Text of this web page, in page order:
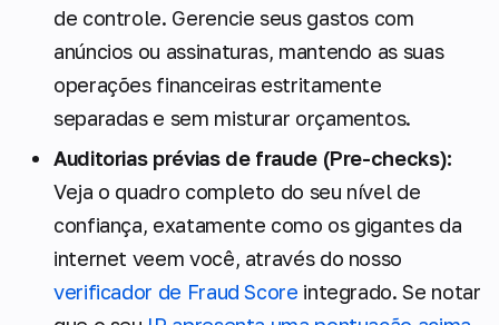
de controle. Gerencie seus gastos com
anúncios ou assinaturas, mantendo as suas
operações financeiras estritamente
separadas e sem misturar orçamentos.
Auditorias prévias de fraude (Pre-checks):
Veja o quadro completo do seu nível de
confiança, exatamente como os gigantes da
internet veem você, através do nosso
verificador de Fraud Score integrado. Se notar